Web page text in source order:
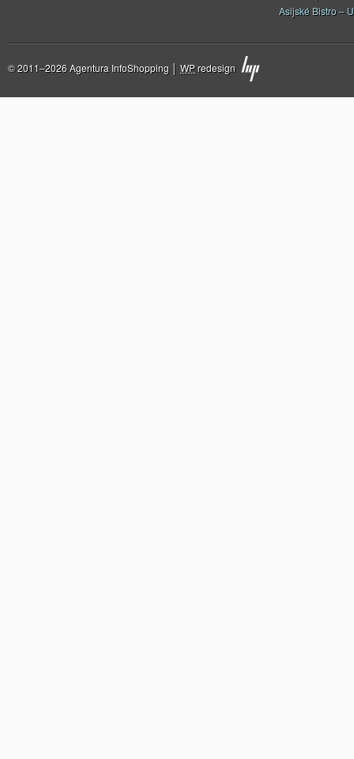
Asijské Bistro –
© 2011–2026 Agentura InfoShopping │ WPredesign